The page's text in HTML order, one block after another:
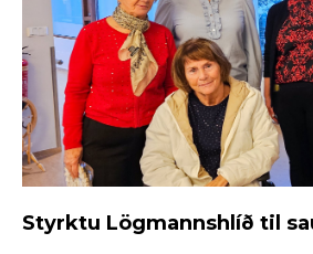
Styrktu Lögmannshlíð til